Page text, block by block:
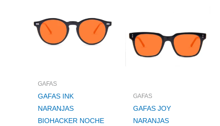
GAFAS
GAFAS INK
NARANJAS
BIOHACKER NOCHE
GAFAS
GAFAS JOY
NARANJAS